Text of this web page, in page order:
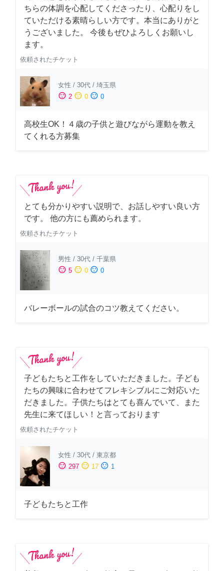
ちらの体調を心配してくださったり、心配りをし
ていただける素晴らしい方です。本当にありがと
うございました。 今後もぜひよろしくお願いし
ます。
依頼されたチケット
女性 / 30代 / 埼玉県
sentiment_satisfied 2 sentiment_neutral 0 sentiment_dissatisfied 0
高校生OK！４歳の子供と遊びながら運動を教え
てくれる方募集
とても分かりやすい説明で、お話しやすい良い方
です。 他の方にも薦められます。
依頼されたチケット
男性 / 30代 / 千葉県
sentiment_satisfied 5 sentiment_neutral 0 sentiment_dissatisfied 0
バレーボールの試合のコツ教えてください。
子どもたちと工作をしていただきました。子ども
たちの興味に合わせてフレキシブルにご対応いた
だきました。子供たちはとても喜んでいて、また
先生に来てほしい！と言っております
依頼されたチケット
女性 / 30代 / 東京都
sentiment_satisfied 297 sentiment_neutral 17 sentiment_dissatisfied 1
子どもたちと工作